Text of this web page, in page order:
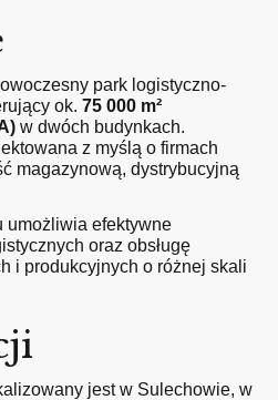
park logistyczno-
ok. 75 000 m²
w dwóch budynkach.
z myślą o firmach
magazynową, dystrybucyjną
umożliwia efektywne
oraz obsługę
i produkcyjnych o różnej skali
jest w Sulechowie, w